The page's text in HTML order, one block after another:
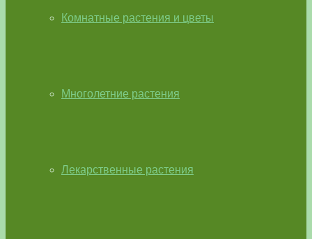
Комнатные растения и цветы
Многолетние растения
Лекарственные растения